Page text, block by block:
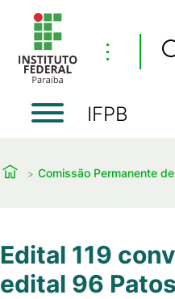
⋮
IFPB
Comissão Permanente
Edital 119
edital 96